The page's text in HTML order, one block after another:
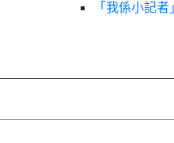
「我係小記